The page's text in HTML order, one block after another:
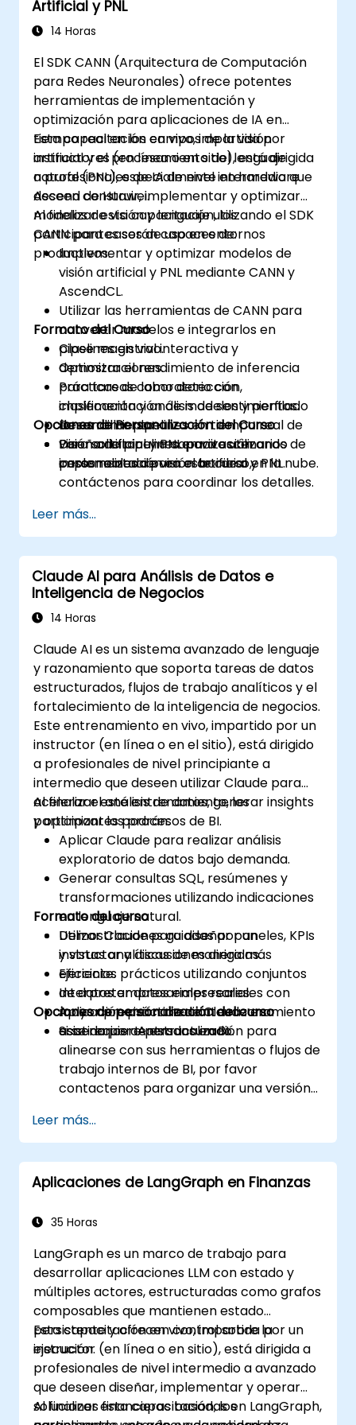
Artificial y PNL
14 Horas
El SDK CANN (Arquitectura de Computación
para Redes Neuronales) ofrece potentes
herramientas de implementación y
optimización para aplicaciones de IA en
tiempo real en los campos de la visión
artificial y el procesamiento del lenguaje
natural (PNL), especialmente en hardware
Ascend de Huawei.
Esta capacitación en vivo, impartida por
instructores (en línea o en sitio), está dirigida
a profesionales de IA de nivel intermedio que
deseen construir, implementar y optimizar
modelos de visión y lenguaje utilizando el SDK
CANN para casos de uso en entornos
productivos.
Al finalizar esta capacitación, los
participantes serán capaces de:
Implementar y optimizar modelos de
visión artificial y PNL mediante CANN y
AscendCL.
Utilizar las herramientas de CANN para
convertir modelos e integrarlos en
pipelines en vivo.
Optimizar el rendimiento de inferencia
para tareas como detección,
clasificación y análisis de sentimientos.
Desarrollar pipelines en tiempo real de
visión artificial y PNL para escenarios de
implementación en el borde o en la nube.
Formato del Curso
Clase magistral interactiva y
demostraciones.
Prácticas de laboratorio con
implementación de modelos y perfilado
de rendimiento.
Diseño de pipelines en vivo utilizando
casos reales de visión artificial y PNL.
Opciones de Personalización del Curso
Para solicitar una capacitación
personalizada para este curso,
contáctenos para coordinar los detalles.
Leer más...
Claude AI para Análisis de Datos e
Inteligencia de Negocios
14 Horas
Claude AI es un sistema avanzado de lenguaje
y razonamiento que soporta tareas de datos
estructurados, flujos de trabajo analíticos y el
fortalecimiento de la inteligencia de negocios.
Este entrenamiento en vivo, impartido por un
instructor (en línea o en el sitio), está dirigido
a profesionales de nivel principiante a
intermedio que deseen utilizar Claude para
acelerar el análisis de datos, generar insights
y optimizar los procesos de BI.
Al finalizar este entrenamiento, los
participantes podrán:
Aplicar Claude para realizar análisis
exploratorio de datos bajo demanda.
Generar consultas SQL, resúmenes y
transformaciones utilizando indicaciones
en lenguaje natural.
Utilizar Claude para diseñar paneles, KPIs
y vistas analíticas de manera más
eficiente.
Interpretar datos empresariales con
mayor precisión mediante razonamiento
asistido por IA estructurado.
Formato del curso
Demostraciones guiadas por un
instructor y discusiones dirigidas.
Ejercicios prácticos utilizando conjuntos
de datos empresariales reales.
Aplicación práctica de Claude en
escenarios centrados en BI.
Opciones de personalización del curso
Si se requiere personalización para
alinearse con sus herramientas o flujos de
trabajo internos de BI, por favor
contactenos para organizar una versión
Leer más...
Aplicaciones de LangGraph en Finanzas
35 Horas
LangGraph es un marco de trabajo para
desarrollar aplicaciones LLM con estado y
múltiples actores, estructuradas como grafos
composables que mantienen estado
persistente y ofrecen control sobre la
ejecución.
Esta capacitación en vivo, impartida por un
instructor (en línea o en sitio), está dirigida a
profesionales de nivel intermedio a avanzado
que deseen diseñar, implementar y operar
soluciones financieras basadas en LangGraph,
Al finalizar esta capacitación, los